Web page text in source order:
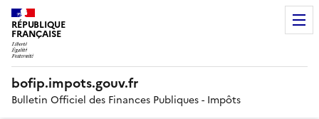
RÉPUBLIQUE
FRANÇAISE
bofip.impots.gouv.fr
Bulletin Officiel des Finances Publiques - Impôts